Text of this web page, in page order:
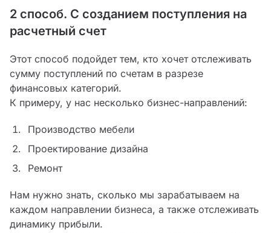
2 способ. С созданием поступления на
расчетный счет
Этот способ подойдет тем, кто хочет отслеживать
сумму поступлений по счетам в разрезе
финансовых категорий.
К примеру, у нас несколько бизнес-направлений:
Производство мебели
Проектирование дизайна
Ремонт
Нам нужно знать, сколько мы зарабатываем на
каждом направлении бизнеса, а также отслеживать
динамику прибыли.